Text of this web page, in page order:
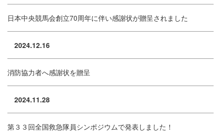
日本中央競馬会創立70周年に伴い感謝状が贈呈されました
2024.12.16
消防協力者へ感謝状を贈呈
2024.11.28
第３３回全国救急隊員シンポジウムで発表しました！